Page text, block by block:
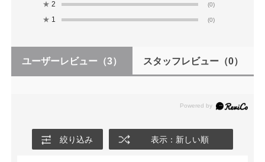
★ 2 (0)
★ 1 (0)
ユーザーレビュー （3） スタッフレビュー（0）
絞り込み 表示：新しい順